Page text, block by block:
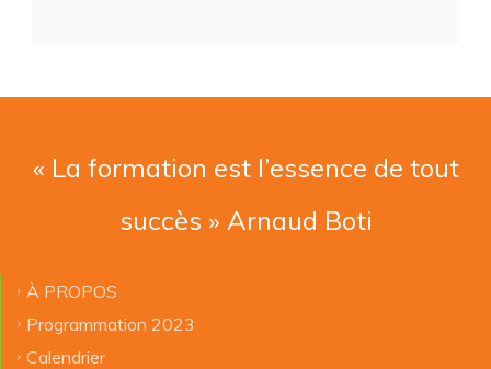
« La formation est l’essence de tout
succès » Arnaud Boti
À PROPOS
Programmation 2023
Calendrier